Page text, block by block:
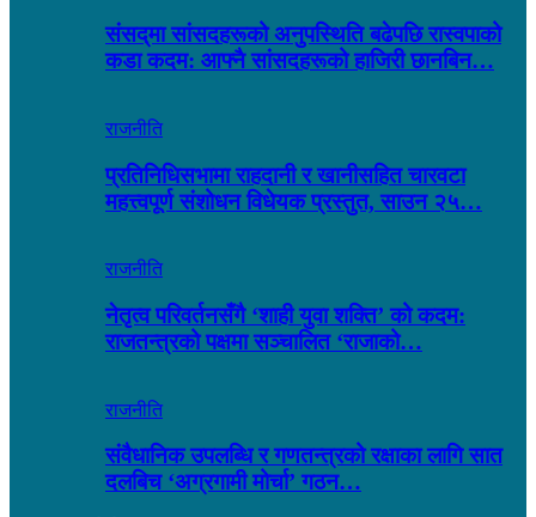
संसद्‌मा सांसदहरूको अनुपस्थिति बढेपछि रास्वपाको
कडा कदम: आफ्नै सांसदहरूको हाजिरी छानबिन…
राजनीति
प्रतिनिधिसभामा राहदानी र खानीसहित चारवटा
महत्त्वपूर्ण संशोधन विधेयक प्रस्तुत, साउन २५…
राजनीति
नेतृत्व परिवर्तनसँगै ‘शाही युवा शक्ति’ को कदम:
राजतन्त्रको पक्षमा सञ्चालित ‘राजाको…
राजनीति
संवैधानिक उपलब्धि र गणतन्त्रको रक्षाका लागि सात
दलबिच ‘अग्रगामी मोर्चा’ गठन…